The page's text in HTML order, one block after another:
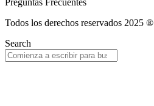
Preguntas Frecuentes
Todos los derechos reservados 2025 ®
Search